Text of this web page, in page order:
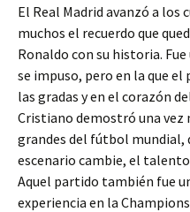
El Real Madrid avanzó a los
muchos el recuerdo que
Ronaldo con su historia.
se impuso, pero en la que
las gradas y en el corazón
Cristiano demostró una vez
grandes del fútbol mundial,
escenario cambie, el
Aquel partido también fue
experiencia en la